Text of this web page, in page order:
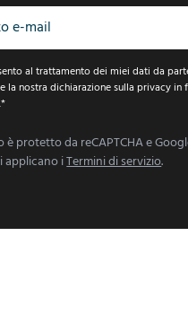
al trattamento dei miei dati da
la nostra dichiarazione sulla privacy in
*
è protetto da reCAPTCHA e
applicano iTermini di servizio.